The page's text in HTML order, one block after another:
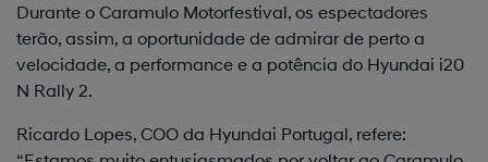
Durante o Caramulo Motorfestival, os espectadores
terão, assim, a oportunidade de admirar de perto a
velocidade, a performance e a potência do Hyundai i20
N Rally 2.
Ricardo Lopes, COO da Hyundai Portugal, refere: